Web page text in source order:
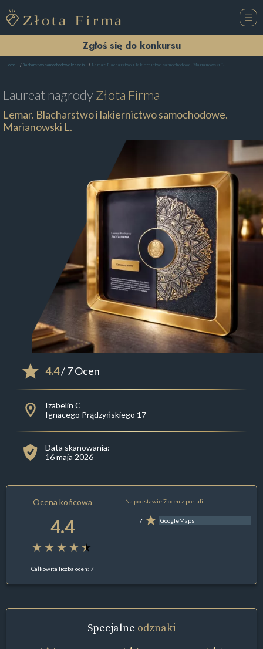
Zgłoś się do konkursu
Home Blacharstwo samochodowe Izabelin Lemar. Blacharstwo i lakiernictwo samochodowe. Marianowski L.
Laureat nagrodyZłota Firma
Lemar. Blacharstwo i lakiernictwo samochodowe.
Marianowski L.
4.4/ 7 Ocen
Izabelin C
Ignacego Prądzyńskiego 17
Data skanowania:
16 maja 2026
Ocena końcowa
4.4
Całkowita liczba ocen: 7
Na podstawie 7 ocen z portali:
7 GoogleMaps
Specjalne odznaki